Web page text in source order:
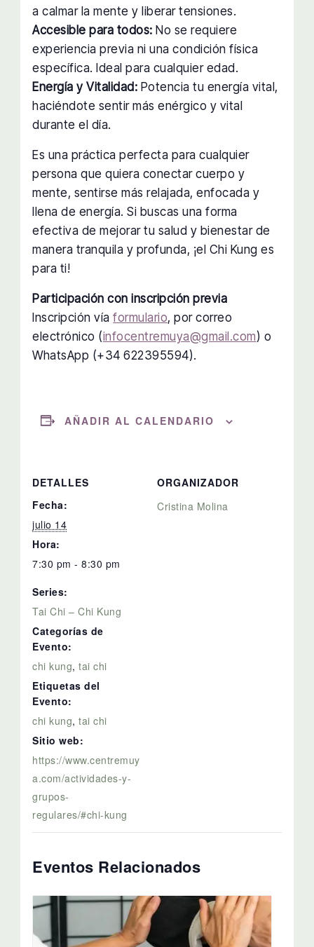
a calmar la mente y liberar tensiones.
Accesible para todos: No se requiere
experiencia previa ni una condición física
específica. Ideal para cualquier edad.
Energía y Vitalidad: Potencia tu energía vital,
haciéndote sentir más enérgico y vital
durante el día.
Es una práctica perfecta para cualquier
persona que quiera conectar cuerpo y
mente, sentirse más relajada, enfocada y
llena de energía. Si buscas una forma
efectiva de mejorar tu salud y bienestar de
manera tranquila y profunda, ¡el Chi Kung es
para ti!
Participación con inscripción previa
Inscripción víaformulario, por correo
electrónico (infocentremuya@gmail.com) o
WhatsApp (+34 622395594).
AÑADIR AL CALENDARIO
DETALLES
Fecha:
julio 14
Hora:
7:30 pm - 8:30 pm
Series:
Tai Chi – Chi Kung
Categorías de
Evento:
chi kung,tai chi
Etiquetas del
Evento:
chi kung,tai chi
Sitio web:
https://www.centremuy
a.com/actividades-y-
grupos-
regulares/#chi-kung
ORGANIZADOR
Cristina Molina
Eventos Relacionados